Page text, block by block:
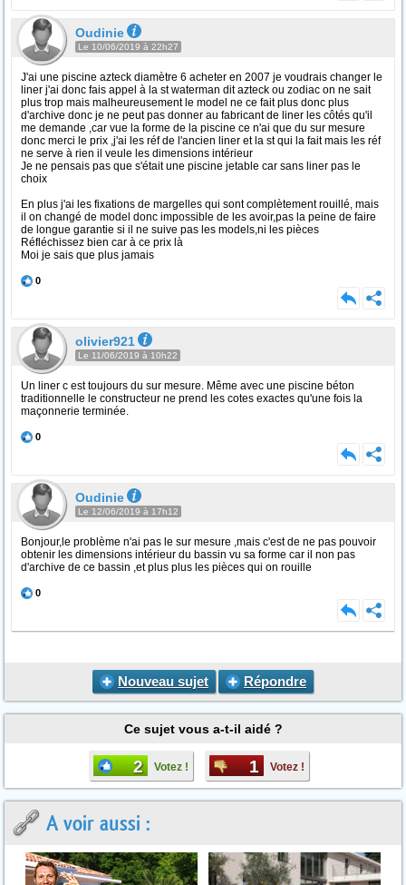
Oudinie
Le 10/06/2019 à 22h27
J'ai une piscine azteck diamètre 6 acheter en 2007 je voudrais changer le
liner j'ai donc fais appel à la st waterman dit azteck ou zodiac on ne sait
plus trop mais malheureusement le model ne ce fait plus donc plus
d'archive donc je ne peut pas donner au fabricant de liner les côtés qu'il
me demande ,car vue la forme de la piscine ce n'ai que du sur mesure
donc merci le prix ,j'ai les réf de l'ancien liner et la st qui la fait mais les réf
ne serve à rien il veule les dimensions intérieur
Je ne pensais pas que s'était une piscine jetable car sans liner pas le
choix
En plus j'ai les fixations de margelles qui sont complètement rouillé, mais
il on changé de model donc impossible de les avoir,pas la peine de faire
de longue garantie si il ne suive pas les models,ni les pièces
Réfléchissez bien car à ce prix là
Moi je sais que plus jamais
0
olivier921
Le 11/06/2019 à 10h22
Un liner c est toujours du sur mesure. Même avec une piscine béton
traditionnelle le constructeur ne prend les cotes exactes qu'une fois la
maçonnerie terminée.
0
Oudinie
Le 12/06/2019 à 17h12
Bonjour,le problème n'ai pas le sur mesure ,mais c'est de ne pas pouvoir
obtenir les dimensions intérieur du bassin vu sa forme car il non pas
d'archive de ce bassin ,et plus plus les pièces qui on rouille
0
Nouveau sujet Répondre
Ce sujet vous a-t-il aidé ?
2 Votez ! 1 Votez !
A voir aussi :